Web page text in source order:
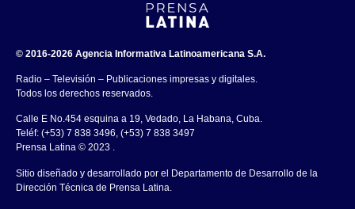
© 2016-2026 Agencia Informativa Latinoamericana S.A.
Radio – Televisión – Publicaciones impresas y digitales.
Todos los derechos reservados.
Calle E No.454 esquina a 19, Vedado, La Habana, Cuba.
Teléf: (+53) 7 838 3496, (+53) 7 838 3497
Prensa Latina © 2023 .
Sitio diseñado y desarrollado por el Departamento de Desarrollo de la
Dirección Técnica de Prensa Latina.